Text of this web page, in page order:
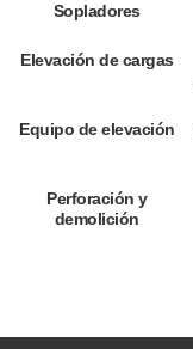
Sopladores
Elevación de cargas
Equipo de elevación
Perforación y
demolición